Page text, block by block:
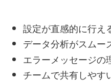
設定が直感的に行え
データ分析がスムー
エラーメッセージの
チームで共有しやす